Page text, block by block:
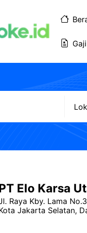
Elo Karsa
Raya Kby. Lama
Jakarta Selatan,